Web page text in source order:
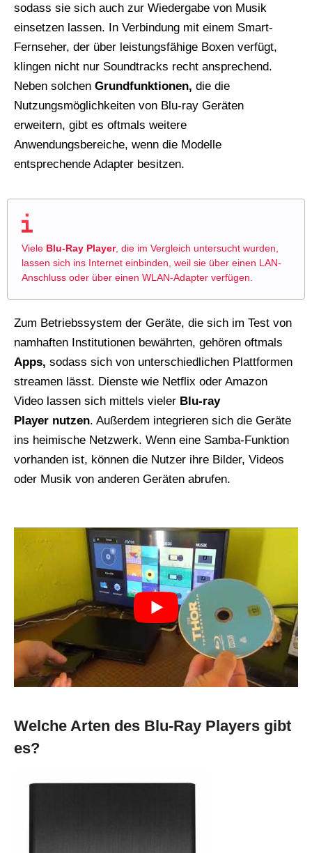
sodass sie sich auch zur Wiedergabe von Musik
einsetzen lassen. In Verbindung mit einem Smart-
Fernseher, der über leistungsfähige Boxen verfügt,
klingen nicht nur Soundtracks recht ansprechend.
Neben solchen Grundfunktionen, die die
Nutzungsmöglichkeiten von Blu-ray Geräten
erweitern, gibt es oftmals weitere
Anwendungsbereiche, wenn die Modelle
entsprechende Adapter besitzen.
Viele Blu-Ray Player, die im Vergleich untersucht wurden,
lassen sich ins Internet einbinden, weil sie über einen LAN-
Anschluss oder über einen WLAN-Adapter verfügen.
Zum Betriebssystem der Geräte, die sich im Test von
namhaften Institutionen bewährten, gehören oftmals
Apps, sodass sich von unterschiedlichen Plattformen
streamen lässt. Dienste wie Netflix oder Amazon
Video lassen sich mittels vieler Blu-ray
Player nutzen. Außerdem integrieren sich die Geräte
ins heimische Netzwerk. Wenn eine Samba-Funktion
vorhanden ist, können die Nutzer ihre Bilder, Videos
oder Musik von anderen Geräten abrufen.
Welche Arten des Blu-Ray Players gibt
es?